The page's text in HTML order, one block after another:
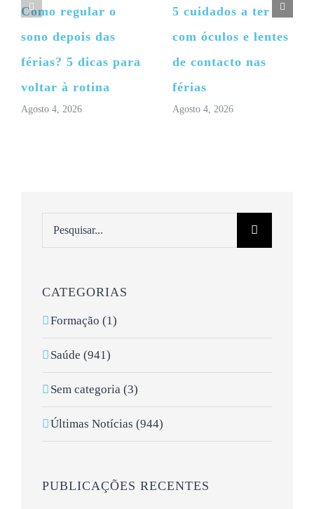
Como regular o
sono depois das
férias? 5 dicas para
voltar à rotina
Agosto 4, 2026
5 cuidados a ter
com óculos e lentes
de contacto nas
férias
Agosto 4, 2026
CATEGORIAS
Formação (1)
Saúde (941)
Sem categoria (3)
Últimas Notícias (944)
PUBLICAÇÕES RECENTES